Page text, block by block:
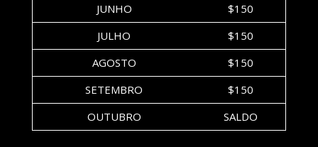
JUNHO
$150
JULHO
$150
AGOSTO
$150
SETEMBRO
$150
OUTUBRO
SALDO